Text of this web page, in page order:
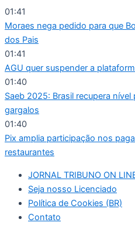
Ir
para
o
conteúdo
01:41
Moraes nega pedido para que
dos Pais
01:41
AGU quer suspender a
01:40
Saeb 2025: Brasil recupera
gargalos
01:40
Pix amplia participação nos
restaurantes
JORNAL TRIBUNO ON
Seja nosso Licenciado
Política de Cookies (BR)
Contato